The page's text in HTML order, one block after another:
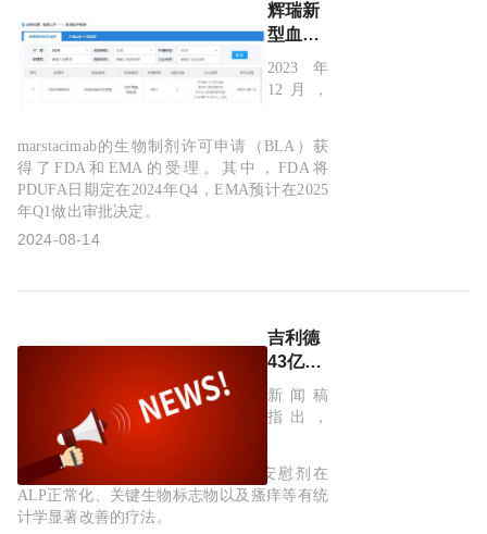
辉瑞新
型血友
病长效
疗法国
2023年
12月，
marstacimab的生物制剂许可申请（BLA）获
得了FDA和EMA的受理。其中，FDA将
PDUFA日期定在2024年Q4，EMA预计在2025
年Q1做出审批决定。
2024-08-14
吉利德
43亿美
元收购
获得的
胆管炎
新药获
新闻稿
指出，
Seladelpar是首个也是唯一一个较安慰剂在
ALP正常化、关键生物标志物以及瘙痒等有统
计学显著改善的疗法。